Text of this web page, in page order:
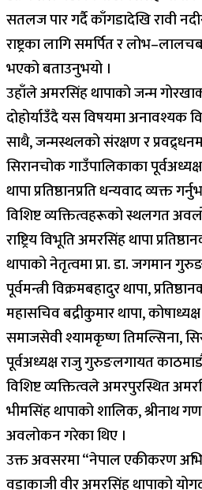
सतलज पार गर्दै काँगडादेखि रावी
राष्ट्रका लागि समर्पित र
भएको बताउनुभयो ।
उहाँले अमरसिंह थापाको जन्म
दोहोर्याउँदै यस विषयमा अनावश्यक
साथै, जन्मस्थलको संरक्षण र
सिरानचोक गाउँपालिकाका
थापा प्रतिष्ठानप्रति धन्यवाद व्यक्त
विशिष्ट व्यक्तित्वहरूको स्थलगत
राष्ट्रिय विभूति अमरसिंह थापा
थापाको नेतृत्वमा प्रा. डा. जगमान
पूर्वमन्त्री विक्रमबहादुर थापा,
महासचिव बद्रीकुमार थापा,
समाजसेवी श्यामकृष्ण तिमल्सिना,
पूर्वअध्यक्ष राजु गुरुङलगायत
विशिष्ट व्यक्तित्वले अमरपुरस्थित
भीमसिंह थापाको शालिक, श्रीनाथ
अवलोकन गरेका थिए ।
उक्त अवसरमा “नेपाल एकीकरण
वडाकाजी वीर अमरसिंह थापाको